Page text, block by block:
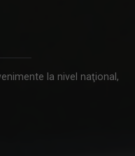
la nivel naţional,